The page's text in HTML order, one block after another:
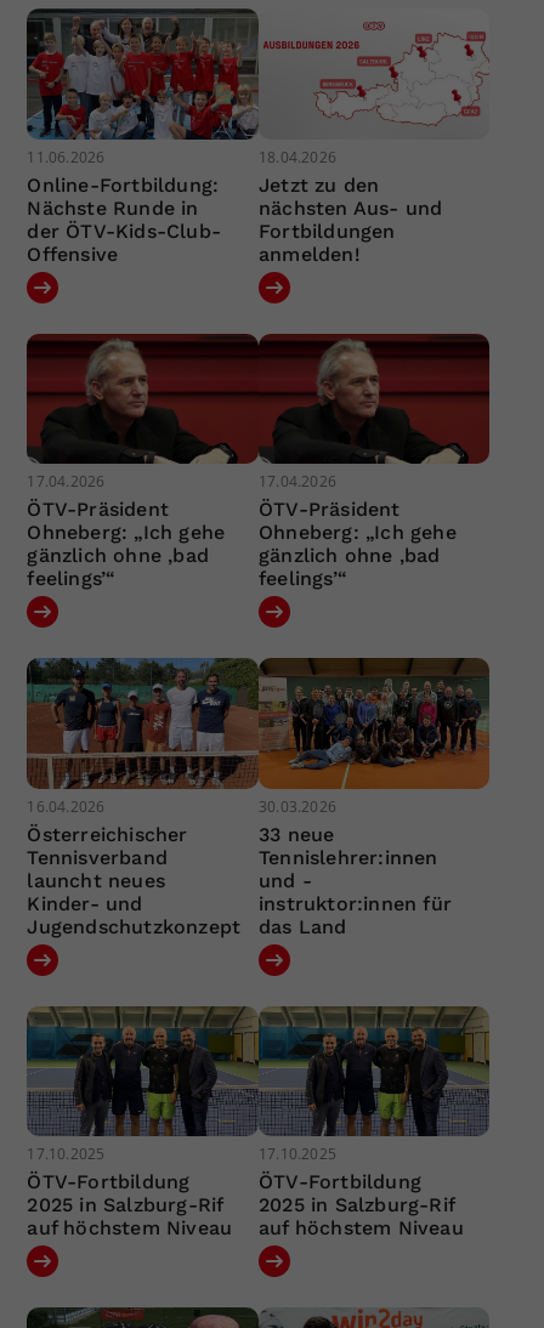
11.06.2026
Online-Fortbildung:
Nächste Runde in
der ÖTV-Kids-Club-
Offensive
18.04.2026
Jetzt zu den
nächsten Aus- und
Fortbildungen
anmelden!
17.04.2026
ÖTV-Präsident
Ohneberg: „Ich gehe
gänzlich ohne ‚bad
feelings’“
17.04.2026
ÖTV-Präsident
Ohneberg: „Ich gehe
gänzlich ohne ‚bad
feelings’“
16.04.2026
Österreichischer
Tennisverband
launcht neues
Kinder- und
Jugendschutzkonzept
30.03.2026
33 neue
Tennislehrer:innen
und -
instruktor:innen für
das Land
17.10.2025
ÖTV-Fortbildung
2025 in Salzburg-Rif
auf höchstem Niveau
17.10.2025
ÖTV-Fortbildung
2025 in Salzburg-Rif
auf höchstem Niveau